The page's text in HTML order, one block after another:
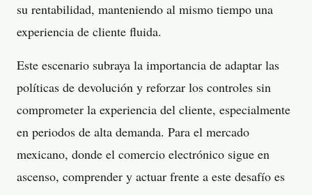
su rentabilidad, manteniendo al mismo tiempo una
experiencia de cliente fluida.
Este escenario subraya la importancia de adaptar las
políticas de devolución y reforzar los controles sin
comprometer la experiencia del cliente, especialmente
en periodos de alta demanda. Para el mercado
mexicano, donde el comercio electrónico sigue en
ascenso, comprender y actuar frente a este desafío es